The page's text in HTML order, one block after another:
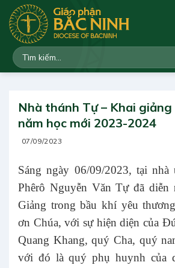
qua
dung
Nhà thánh Tự – Khai giảng
năm học mới 2023-2024
07/09/2023
Sáng ngày 06/09/2023, tại nhà
Phêrô Nguyễn Văn Tự đã
Giảng trong bầu khí yêu
ơn Chúa, với sự hiện diện của
Quang Khang, quý Cha, quý
với đó là quý phụ huynh của